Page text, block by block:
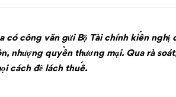
có công văn gửi Bộ Tài chính kiến
nhượng quyền thương mại. Qua rà
cách để lách thuế.